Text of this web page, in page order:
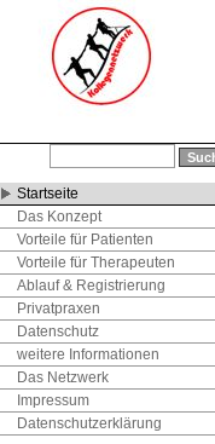
Startseite
Das Konzept
Vorteile für Patienten
Vorteile für Therapeuten
Ablauf & Registrierung
Privatpraxen
Datenschutz
weitere Informationen
Das Netzwerk
Impressum
Datenschutzerklärung